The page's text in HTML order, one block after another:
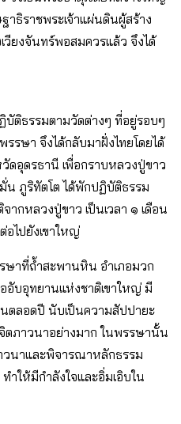
าธิราชพระเจ้าแผ่นดินผู้สร้าง
วียงจันทร์พอสมควรแล้ว จึงได้
บัติธรรมตามวัดต่างๆ ที่อยู่รอบๆ
รษา จึงได้กลับมาฝั่งไทยโดยได้
ดอุดรธานี เพื่อกราบหลวงปู่ขาว
น ภูริทัตโต ได้พักปฏิบัติธรรม
ากหลวงปู่ขาว เป็นเวลา ๑ เดือน
อไปยังเขาใหญ่
าที่ถ้ำสะพานหิน อำเภอมวก
อับอุทยานแห่งชาติเขาใหญ่ มี
ตลอดปี นับเป็นความสัปปายะ
ตภาวนาอย่างมาก ในพรรษานั้น
วนาและพิจารณาหลักธรรม
ำให้มีกำลังใจและอิ่มเอิบใน